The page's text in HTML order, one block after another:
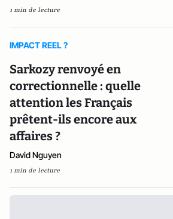
1 min de lecture
IMPACT REEL ?
Sarkozy renvoyé en
correctionnelle : quelle
attention les Français
prêtent-ils encore aux
affaires ?
David Nguyen
1 min de lecture